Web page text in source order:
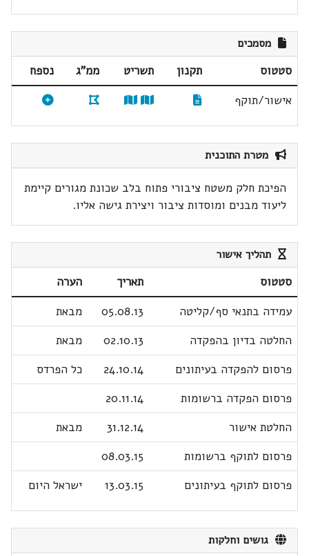
מסמכים
סטטוס תקנון תשריט ממ"ג
נספח
אישור/תוקף
מטרת התוכנית
הפיכת חלק משטח ציבורי פתוח בלב שכונת מגורים קיימת
ליעוד מבנים ומוסדות ציבור ויצירת גישה אליו.
תהליך אישור
סטטוס תאריך
הערה
עמידה בתנאי סף/קליטה
05.08.13
מבאת
החלטה בדיון בהפקדה
02.10.13
מבאת
פרסום להפקדה בעיתונים
24.10.14
כל הפרדס
פרסום הפקדה ברשומות
20.11.14
החלטת אישור
31.12.14
מבאת
פרסום לתוקף ברשומות
08.03.15
פרסום לתוקף בעיתונים
13.03.15 ישראל היום
גושים וחלקות